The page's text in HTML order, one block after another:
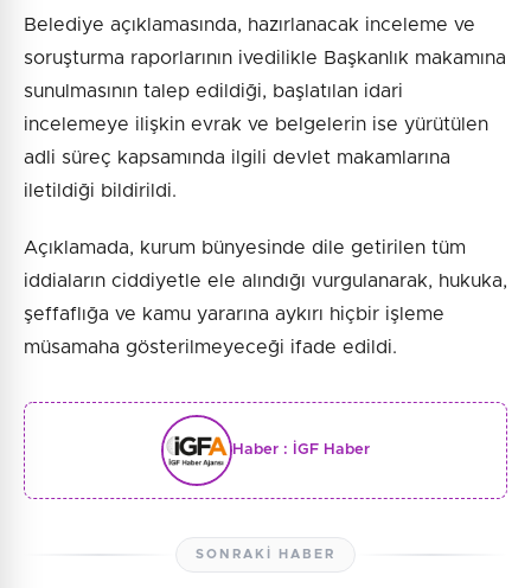
Belediye açıklamasında, hazırlanacak inceleme ve
soruşturma raporlarının ivedilikle Başkanlık makamına
sunulmasının talep edildiği, başlatılan idari
incelemeye ilişkin evrak ve belgelerin ise yürütülen
adli süreç kapsamında ilgili devlet makamlarına
iletildiği bildirildi.
Açıklamada, kurum bünyesinde dile getirilen tüm
iddiaların ciddiyetle ele alındığı vurgulanarak, hukuka,
şeffaflığa ve kamu yararına aykırı hiçbir işleme
müsamaha gösterilmeyeceği ifade edildi.
Haber : İGF Haber
SONRAKI HABER